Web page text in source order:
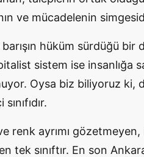
ve mücadelenin
hüküm sürdüğü
sistem ise insanlığa
Oysa biz biliyoruz ki,
renk ayrımı
tek sınıftır. En son